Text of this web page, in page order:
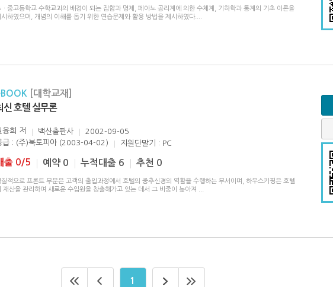
ㆍ중고등학교 수학교과의 배경이 되는 집합과 명제, 페아노 공리계에 의한 수체계, 기하학과 통계의 기초 이론을
시하였으며, 개념의 이해를 돕기 위한 연습문제와 활용 방법을 제시하였다.
[대학교재]
신 호텔 실무론
융희 저 백산출판사
2002-09-05
급 : (주)북토피아 (2003-04-02)
지원단말기 : PC
출 0/5 예약 0 누적대출 6 추천 0
질적으로 프론트 부문은 고객의 출입과정에서 호텔의 중추신경의 역활을 수행하는 부서이며, 하우스키핑은 호텔
재산을 관리하며 새로운 수입원을 창출해가고 있는 데서 그 비중이 높아져
1